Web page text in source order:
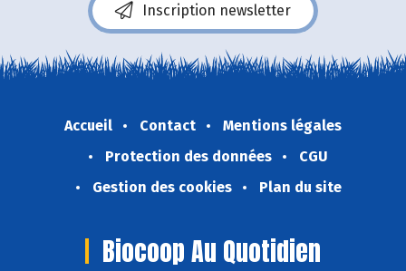
Inscription newsletter
Accueil Contact
Mentions légales
Protection des données
CGU
Gestion des cookies
Plan du site
Biocoop Au Quotidien